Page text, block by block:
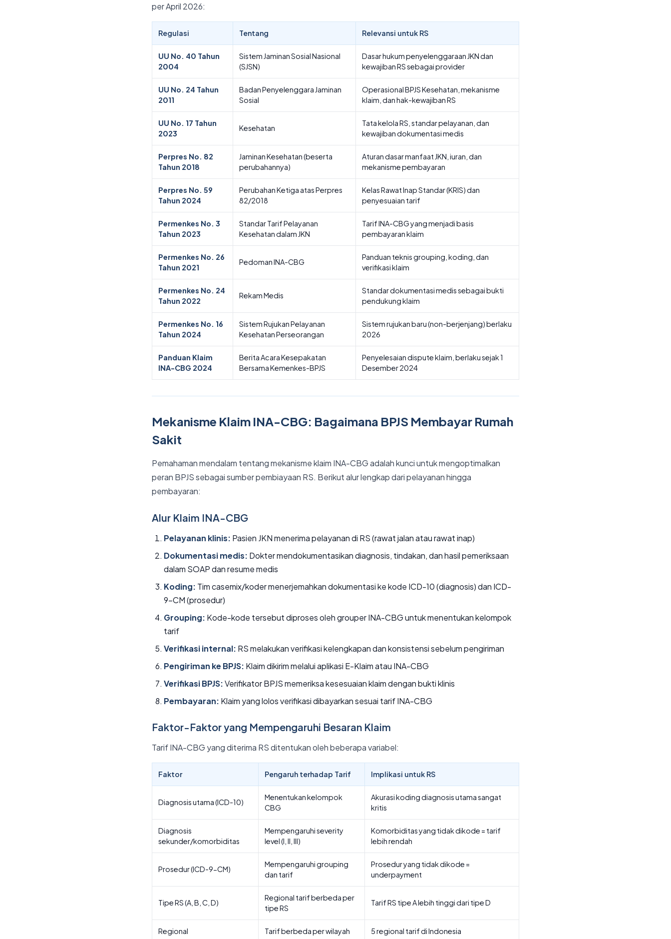
per April 2026:
Regulasi Tentang Relevansi untuk RS
UU No. 40 Tahun
2004
Sistem Jaminan Sosial Nasional
(SJSN)
Dasar hukum penyelenggaraan JKN dan
kewajiban RS sebagai provider
UU No. 24 Tahun
2011
Badan Penyelenggara Jaminan
Sosial
Operasional BPJS Kesehatan, mekanisme
klaim, dan hak-kewajiban RS
UU No. 17 Tahun
2023
Kesehatan
Tata kelola RS, standar pelayanan, dan
kewajiban dokumentasi medis
Perpres No. 82
Tahun 2018
Jaminan Kesehatan (beserta
perubahannya)
Aturan dasar manfaat JKN, iuran, dan
mekanisme pembayaran
Perpres No. 59
Tahun 2024
Perubahan Ketiga atas Perpres
82/2018
Kelas Rawat Inap Standar (KRIS) dan
penyesuaian tarif
Permenkes No. 3
Tahun 2023
Standar Tarif Pelayanan
Kesehatan dalam JKN
Tarif INA-CBG yang menjadi basis
pembayaran klaim
Permenkes No. 26
Tahun 2021
Pedoman INA-CBG
Panduan teknis grouping, koding, dan
verifikasi klaim
Permenkes No. 24
Tahun 2022
Rekam Medis
Standar dokumentasi medis sebagai bukti
pendukung klaim
Permenkes No. 16
Tahun 2024
Sistem Rujukan Pelayanan
Kesehatan Perseorangan
Sistem rujukan baru (non-berjenjang) berlaku
2026
Panduan Klaim
INA-CBG 2024
Berita Acara Kesepakatan
Bersama Kemenkes-BPJS
Penyelesaian dispute klaim, berlaku sejak 1
Desember 2024
Mekanisme Klaim INA-CBG: Bagaimana BPJS Membayar Rumah
Sakit
Pemahaman mendalam tentang mekanisme klaim INA-CBG adalah kunci untuk mengoptimalkan
peran BPJS sebagai sumber pembiayaan RS. Berikut alur lengkap dari pelayanan hingga
pembayaran:
Alur Klaim INA-CBG
Pelayanan klinis: Pasien JKN menerima pelayanan di RS (rawat jalan atau rawat inap)
Dokumentasi medis: Dokter mendokumentasikan diagnosis, tindakan, dan hasil pemeriksaan
dalam SOAP dan resume medis
Koding: Tim casemix/koder menerjemahkan dokumentasi ke kode ICD-10 (diagnosis) dan ICD-
9-CM (prosedur)
Grouping: Kode-kode tersebut diproses oleh grouper INA-CBG untuk menentukan kelompok
tarif
Verifikasi internal: RS melakukan verifikasi kelengkapan dan konsistensi sebelum pengiriman
Pengiriman ke BPJS: Klaim dikirim melalui aplikasi E-Klaim atau INA-CBG
Verifikasi BPJS:Verifikator BPJS memeriksa kesesuaian klaim dengan bukti klinis
Pembayaran: Klaim yang lolos verifikasi dibayarkan sesuai tarif INA-CBG
Faktor-Faktor yang Mempengaruhi Besaran Klaim
Tarif INA-CBG yang diterima RS ditentukan oleh beberapa variabel:
Faktor Pengaruh terhadap Tarif Implikasi untuk RS
Diagnosis utama (ICD-10)
Menentukan kelompok
CBG
Akurasi koding diagnosis utama sangat
kritis
Diagnosis
sekunder/komorbiditas
Mempengaruhi severity
level (I, II, III)
Komorbiditas yang tidak dikode = tarif
lebih rendah
Prosedur (ICD-9-CM)
Mempengaruhi grouping
dan tarif
Prosedur yang tidak dikode =
underpayment
Tipe RS (A, B, C, D)
Regional tarif berbeda per
tipe RS
Tarif RS tipe A lebih tinggi dari tipe D
Regional Tarif berbeda per wilayah 5 regional tarif di Indonesia